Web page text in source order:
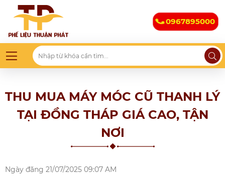
0967895000
THU MUA MÁY MÓC CŨ THANH LÝ
TẠI ĐỒNG THÁP GIÁ CAO, TẬN
NƠI
Ngày đăng 21/07/2025 09:07 AM